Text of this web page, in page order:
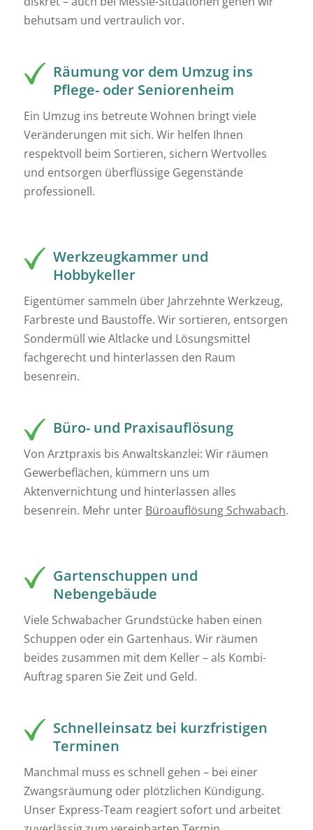
behutsam und vertraulich vor.
Räumung vor dem Umzug ins
Pflege- oder Seniorenheim
Ein Umzug ins betreute Wohnen bringt viele
Veränderungen mit sich. Wir helfen Ihnen
respektvoll beim Sortieren, sichern Wertvolles
und entsorgen überflüssige Gegenstände
professionell.
Werkzeugkammer und
Hobbykeller
Eigentümer sammeln über Jahrzehnte Werkzeug,
Farbreste und Baustoffe. Wir sortieren, entsorgen
Sondermüll wie Altlacke und Lösungsmittel
fachgerecht und hinterlassen den Raum
besenrein.
Büro- und Praxisauflösung
Von Arztpraxis bis Anwaltskanzlei: Wir räumen
Gewerbeflächen, kümmern uns um
Aktenvernichtung und hinterlassen alles
besenrein. Mehr unter Büroauflösung Schwabach.
Gartenschuppen und
Nebengebäude
Viele Schwabacher Grundstücke haben einen
Schuppen oder ein Gartenhaus. Wir räumen
beides zusammen mit dem Keller – als Kombi-
Auftrag sparen Sie Zeit und Geld.
Schnelleinsatz bei kurzfristigen
Terminen
Manchmal muss es schnell gehen – bei einer
Zwangsräumung oder plötzlichen Kündigung.
Unser Express-Team reagiert sofort und arbeitet